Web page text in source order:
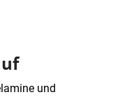
und